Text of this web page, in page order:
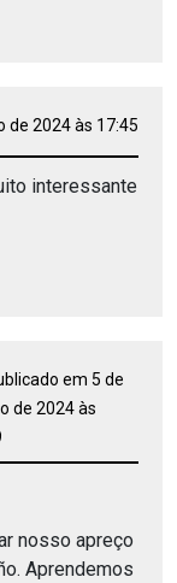
de 2024 às 17:45
interessante
em 5 de
de 2024 às
nosso apreço
Aprendemos